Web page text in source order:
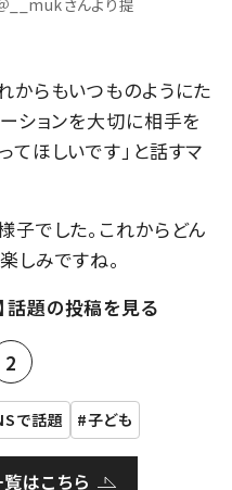
からもいつものようにた
ションを大切に相手を
てほしいです」と話すマ
子でした。これからどん
しみですね。
話題の投稿を見る
2
で話題 子ども
はこちら